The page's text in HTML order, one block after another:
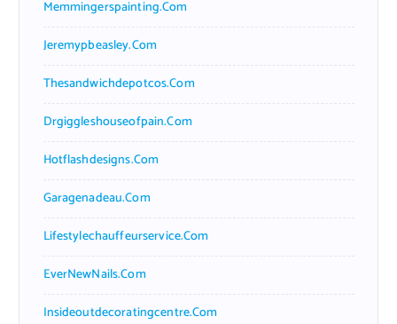
Memmingerspainting.com
Jeremypbeasley.com
Thesandwichdepotcos.com
Drgiggleshouseofpain.com
Hotflashdesigns.com
Garagenadeau.com
Lifestylechauffeurservice.com
EverNewNails.com
Insideoutdecoratingcentre.com